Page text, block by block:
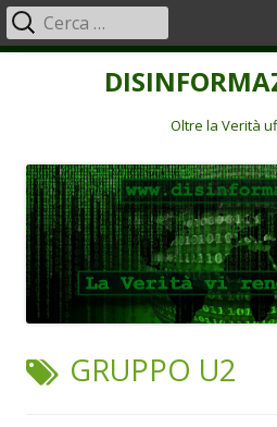
Oltre la Verità
Menu
principale
Ricerca
per:
TAG:
GRUPPO U2